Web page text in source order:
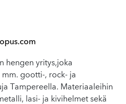
hengen yritys,joka
gootti-, rock- ja
Tampereella. Materiaaleihin
lasi- ja kivihelmet sekä